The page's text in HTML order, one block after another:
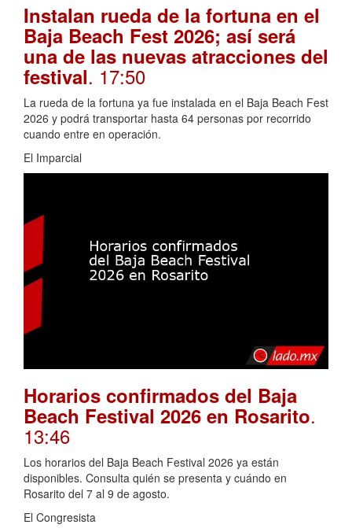
Instalan rueda de la fortuna en el
Baja Beach Fest 2026; así será
una de las nuevas atracciones del
festival. 17:50
La rueda de la fortuna ya fue instalada en el Baja Beach Fest
2026 y podrá transportar hasta 64 personas por recorrido
cuando entre en operación.
El Imparcial
Horarios confirmados del Baja
Beach Festival 2026 en Rosarito.
13:46
Los horarios del Baja Beach Festival 2026 ya están
disponibles. Consulta quién se presenta y cuándo en
Rosarito del 7 al 9 de agosto.
El Congresista